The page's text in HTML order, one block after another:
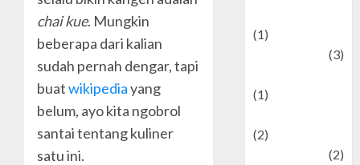
chai kue. Mungkin
beberapa dari kalian
sudah pernah dengar, tapi
buatwikipediayang
belum, ayo kita ngobrol
santai tentang kuliner
satu ini.
(1)
(3)
(1)
(2)
(2)